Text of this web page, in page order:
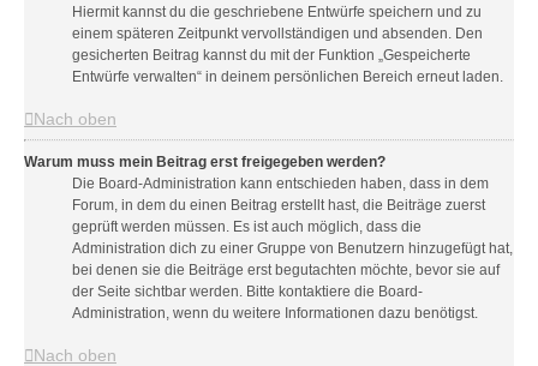
Hiermit kannst du die geschriebene Entwürfe speichern und zu
einem späteren Zeitpunkt vervollständigen und absenden. Den
gesicherten Beitrag kannst du mit der Funktion „Gespeicherte
Entwürfe verwalten“ in deinem persönlichen Bereich erneut laden.
Nach oben
Warum muss mein Beitrag erst freigegeben werden?
Die Board-Administration kann entschieden haben, dass in dem
Forum, in dem du einen Beitrag erstellt hast, die Beiträge zuerst
geprüft werden müssen. Es ist auch möglich, dass die
Administration dich zu einer Gruppe von Benutzern hinzugefügt hat,
bei denen sie die Beiträge erst begutachten möchte, bevor sie auf
der Seite sichtbar werden. Bitte kontaktiere die Board-
Administration, wenn du weitere Informationen dazu benötigst.
Nach oben